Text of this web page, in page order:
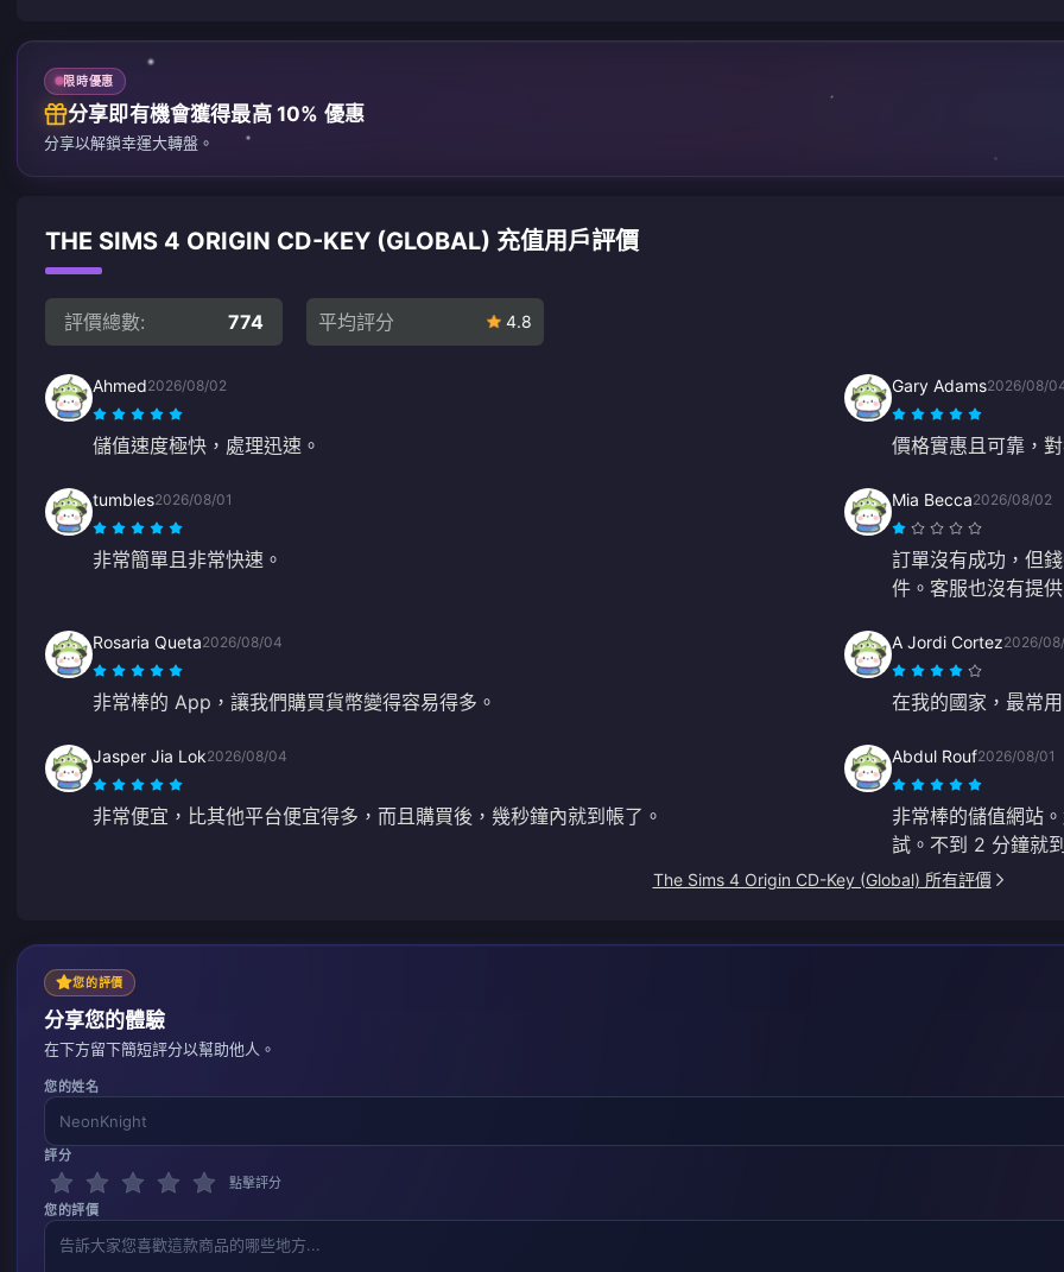
限時優惠
分享即有機會獲得最高 10% 優惠
分享以解鎖幸運大轉盤。
THE SIMS 4 ORIGIN CD-KEY (GLOBAL) 充值用戶評價
評價總數: 774 平均評分 4.8
Ahmed2026/08/02
儲值速度極快，處理迅速。
Gary Adams2026/08/
價格實惠且可靠，
tumbles2026/08/01
非常簡單且非常快速。
Mia Becca2026/08/02
訂單沒有成功，但
件。客服也沒有提
Rosaria Queta2026/08/04
非常棒的 App，讓我們購買貨幣變得容易得多。
A Jordi Cortez2026/
在我的國家，最常
Jasper Jia Lok2026/08/04
非常便宜，比其他平台便宜得多，而且購買後，幾秒鐘內就到帳了。
Abdul Rouf2026/08/01
非常棒的儲值網站
試。不到 2 分鐘就
The Sims 4 Origin CD-Key (Global) 所有評價
您的評價
分享您的體驗
在下方留下簡短評分以幫助他人。
您的姓名
評分
點擊評分
您的評價